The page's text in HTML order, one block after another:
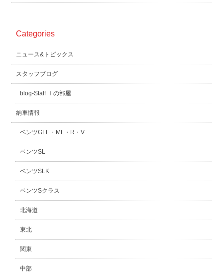
Categories
ニュース&トピックス
スタッフブログ
blog-Staff Ｉの部屋
納車情報
ベンツGLE・ML・R・V
ベンツSL
ベンツSLK
ベンツSクラス
北海道
東北
関東
中部